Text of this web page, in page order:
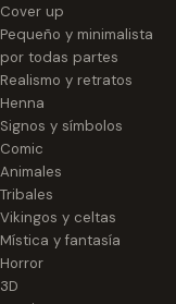
Cover up
Pequeño y minimalista
por todas partes
Realismo y retratos
Henna
Signos y símbolos
Comic
Animales
Tribales
Vikingos y celtas
Mística y fantasía
Horror
3D